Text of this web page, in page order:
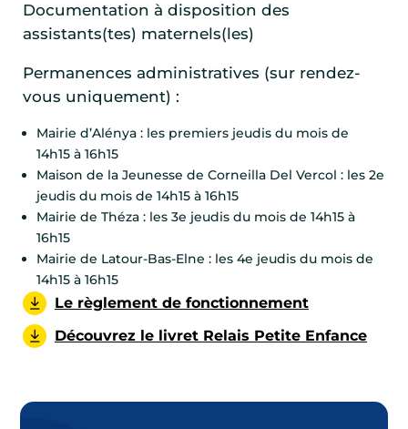
Documentation à disposition des
assistants(tes) maternels(les)
Permanences administratives (sur rendez-
vous uniquement) :
Mairie d’Alénya : les premiers jeudis du mois de
14h15 à 16h15
Maison de la Jeunesse de Corneilla Del Vercol : les 2e
jeudis du mois de 14h15 à 16h15
Mairie de Théza : les 3e jeudis du mois de 14h15 à
16h15
Mairie de Latour-Bas-Elne : les 4e jeudis du mois de
14h15 à 16h15
Le règlement de fonctionnement
Découvrez le livret Relais Petite Enfance